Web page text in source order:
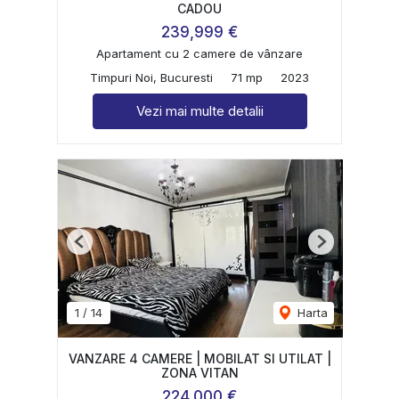
CADOU
239,999 €
Apartament cu 2 camere de vânzare
Timpuri Noi, Bucuresti
71 mp 2023
Vezi mai multe detalii
1 / 14 Harta
Previous Next
VANZARE 4 CAMERE | MOBILAT SI UTILAT |
ZONA VITAN